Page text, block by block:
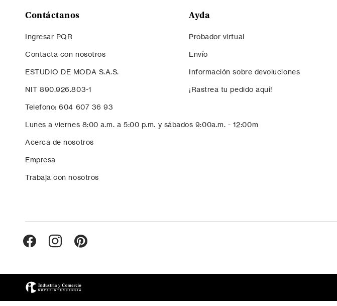
Contáctanos
Ingresar PQR
Contacta con nosotros
ESTUDIO DE MODA S.A.S.
NIT 890.926.803-1
Telefono: 604 607 36 93
Lunes a viernes 8:00 a.m. a 5:00 p.m. y sábados 9:00a.m. - 12:00m
Acerca de nosotros
Empresa
Trabaja con nosotros
Ayda
Probador virtual
Envío
Información sobre devoluciones
¡Rastrea tu pedido aquí!